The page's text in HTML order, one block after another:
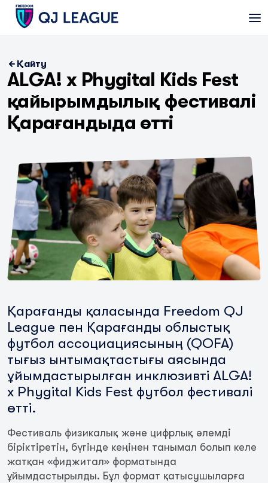
Қайту
ALGA! x Phygital Kids Fest
қайырымдылық фестивалі
Қарағандыда өтті
Қарағанды қаласында Freedom QJ
League пен Қарағанды облыстық
футбол ассоциациясының (QOFA)
тығыз ынтымақтастығы аясында
ұйымдастырылған инклюзивті ALGA!
x Phygital Kids Fest футбол фестивалі
өтті.
Фестиваль физикалық және цифрлық әлемді
біріктіретін, бүгінде кеңінен танымал болып келе
жатқан «фиджитал» форматында
ұйымдастырылды. Бұл формат қатысушыларға